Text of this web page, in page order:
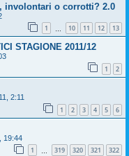
involontari o corrotti? 2.0
1 10 11 12 13
STAGIONE 2011/12
1 2
2:11
1 2 3 4 5 6
19:44
1 319 320 321 322